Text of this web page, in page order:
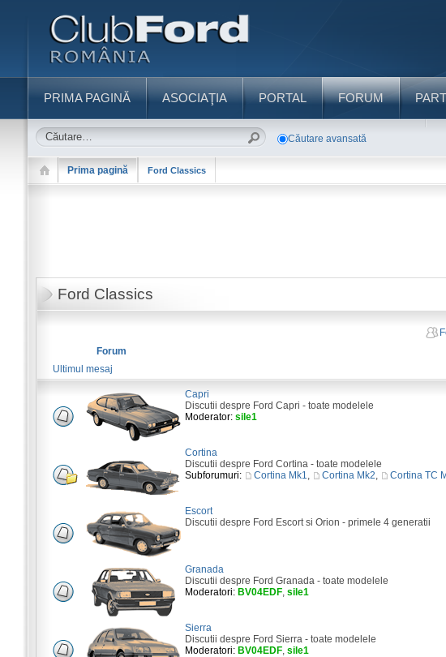
PRIMA PAGINĂ ASOCIAŢIA PORTAL FORUM
Căutare avansată
Prima pagină Ford Classics
Ford Classics
Forum
Ultimul mesaj
Capri
Discutii despre Ford Capri - toate modelele
Moderator: sile1
Cortina
Discutii despre Ford Cortina - toate modelele
Subforumuri:
Cortina Mk1, Cortina Mk2, Cortina TC
Escort
Discutii despre Ford Escort si Orion - primele 4 generatii
Granada
Discutii despre Ford Granada - toate modelele
Moderatori: BV04EDF, sile1
Sierra
Discutii despre Ford Sierra - toate modelele
Moderatori: BV04EDF, sile1